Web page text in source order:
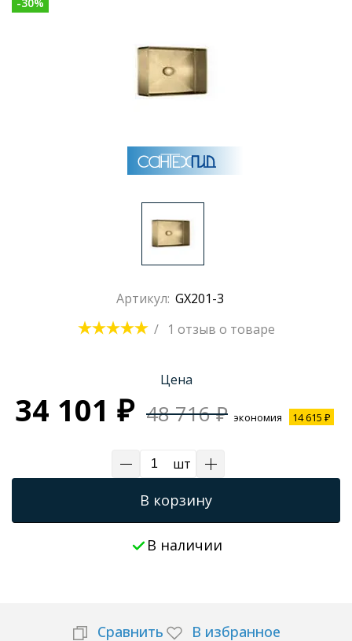
Душевые кабины
Аксессуары для ванных комнат
Душевые поддоны
Душевые уголки и ограждения
Артикул: GX201-3
/
1 отзыв о товаре
Цена
34 101 ₽ 48 716 ₽ экономия 14 615 ₽
шт
В корзину
В наличии
Сравнить В избранное